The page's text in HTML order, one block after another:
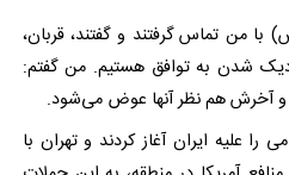
من تماس گرفتند و گفتند، قربان،
شدن به توافق هستیم. من گفتم:
و آخرش هم نظر آنها عوض می‌شود.
اسفند) حملات نظامی را علیه ایران آغاز کردند و تهران با